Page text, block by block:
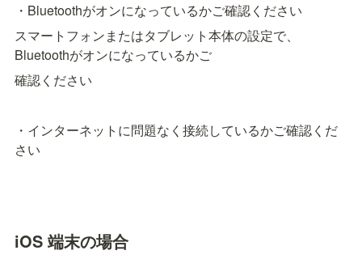
・Bluetoothがオンになっているかご確認ください
スマートフォンまたはタブレット本体の設定で、
Bluetoothがオンになっているかご
確認ください
・インターネットに問題なく接続しているかご確認くだ
さい
iOS 端末の場合